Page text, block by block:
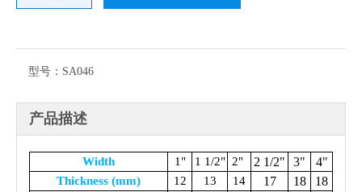
型号： SA046
产品描述
Width 1" 1 1/2" 2" 2 1/2" 3" 4"
Thickness (mm) 12 13 14 17 18 18